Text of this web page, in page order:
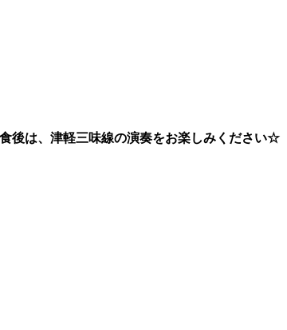
後は、津軽三味線の演奏をお楽しみください☆